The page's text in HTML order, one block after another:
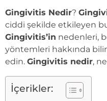
Gingivitis Nedir?
ciddi şekilde etkileyen
Gingivitis’in nedenleri,
yöntemleri hakkında
edin. Gingivitis nedir,
İçerikler: